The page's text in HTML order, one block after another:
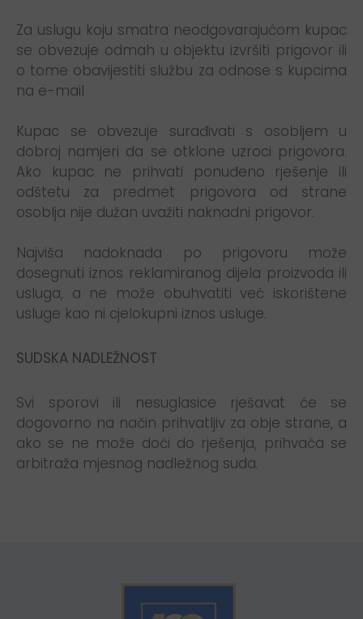
Za uslugu koju smatra neodgovarajućom kupac
se obvezuje odmah u objektu izvršiti prigovor ili
o tome obavijestiti službu za odnose s kupcima
na e-mail
Kupac se obvezuje surađivati s osobljem u
dobroj namjeri da se otklone uzroci prigovora.
Ako kupac ne prihvati ponuđeno rješenje ili
odštetu za predmet prigovora od strane
osoblja nije dužan uvažiti naknadni prigovor.
Najviša nadoknada po prigovoru može
dosegnuti iznos reklamiranog dijela proizvoda ili
usluga, a ne može obuhvatiti već iskorištene
usluge kao ni cjelokupni iznos usluge.
SUDSKA NADLEŽNOST
Svi sporovi ili nesuglasice rješavat će se
dogovorno na način prihvatljiv za obje strane, a
ako se ne može doći do rješenja, prihvaća se
arbitraža mjesnog nadležnog suda.